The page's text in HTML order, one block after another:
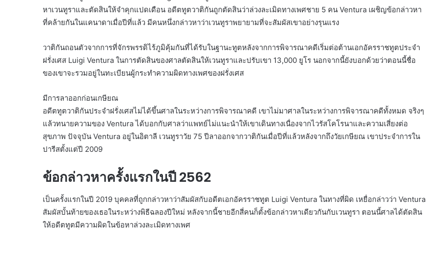
หาเวนทูราและตัดสินให้จำคุกแปดเดือน อดีตทูตวาติกันถูกตัดสินว่าล่วงละเมิดทางเพศชาย 5 คน Ventura เผชิญข้อกล่าวหา
ที่คล้ายกันในแคนาดาเมื่อปีที่แล้ว มีคนหนึ่งกล่าวหาว่าเวนทูราพยายามที่จะสัมผัสเขาอย่างรุนแรง
วาติกันถอนตัวจากการที่จักรพรรดิไร้ภูมิคุ้มกันที่ได้รับในฐานะทูตหลังจากการพิจารณาคดีเริ่มต่อต้านเอกอัครราชทูตประจำ
ฝรั่งเศส Luigi Ventura ในการตัดสินของศาลตัดสินให้เวนทูราและปรับเขา 13,000 ยูโร นอกจากนี้ยังบอกด้วยว่าตอนนี้ชื่อ
ของเขาจะรวมอยู่ในทะเบียนผู้กระทำความผิดทางเพศของฝรั่งเศส
มีการลาออกก่อนเกษียณ
อดีตทูตวาติกันประจำฝรั่งเศสไม่ได้ขึ้นศาลในระหว่างการพิจารณาคดี เขาไม่มาศาลในระหว่างการพิจารณาคดีทั้งหมด จริงๆ
แล้วทนายความของ Ventura ได้บอกกับศาลว่าแพทย์ไม่แนะนำให้เขาเดินทางเนื่องจากไวรัสโคโรนาและความเสี่ยงต่อ
สุขภาพ ปัจจุบัน Ventura อยู่ในอิตาลี เวนทูราวัย 75 ปีลาออกจากวาติกันเมื่อปีที่แล้วหลังจากถึงวัยเกษียณ เขาประจำการใน
ปารีสตั้งแต่ปี 2009
ข้อกล่าวหาครั้งแรกในปี 2562
เป็นครั้งแรกในปี 2019 บุคคลที่ถูกกล่าวหาว่าสัมผัสกับอดีตเอกอัครราชทูต Luigi Ventura ในทางที่ผิด เหยื่อกล่าวว่า Ventura
สัมผัสบั้นท้ายของเธอในระหว่างพิธีฉลองปีใหม่ หลังจากนี้ชายอีกสี่คนก็ตั้งข้อกล่าวหาเดียวกันกับเวนทูรา ตอนนี้ศาลได้ตัดสิน
ให้อดีตทูตมีความผิดในข้อหาล่วงละเมิดทางเพศ